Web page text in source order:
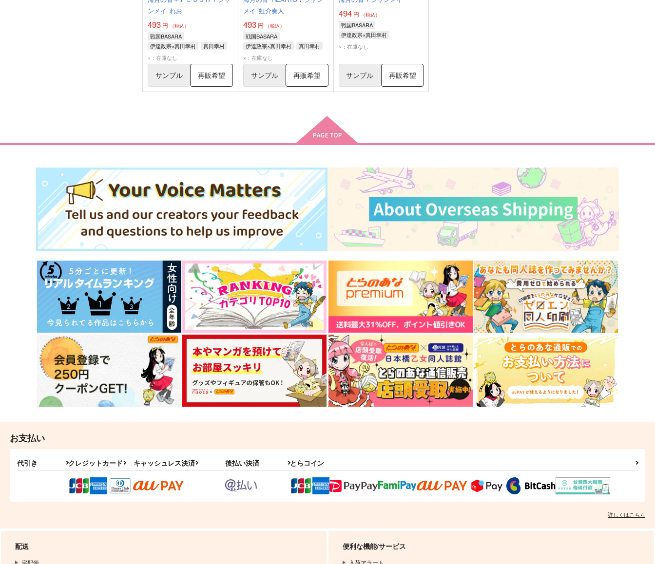
ンメイ れお
493 円 （税込）
戦国BASARA
伊達政宗×真田幸村
真田幸村
伊達政宗
×：在庫なし
サンプル 再販希望
メイ 虹介奏人
493円 （税込）
戦国BASARA
伊達政宗×真田幸村
真田幸村
伊達政宗
×：在庫なし
サンプル 再販希望
494円 （税込）
戦国BASARA
伊達政宗×真田幸村
×：在庫なし
サンプル 再販希望
お支払い
代引き クレジットカード キャッシュレス決済 後払い決済 とらコイン
詳しくはこちら
配送
宅配便
便利な機能/サービス
入荷アラート